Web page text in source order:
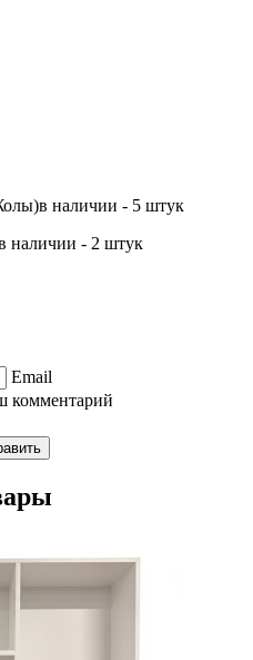
в наличии - 5 штук
наличии - 2 штук
Email
комментарий